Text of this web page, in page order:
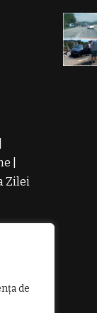
de
Zilei